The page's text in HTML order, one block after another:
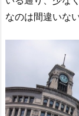
なのは間違いな